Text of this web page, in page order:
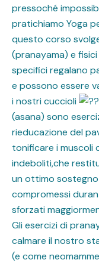
pressoché
pratichiamo Yoga
questo corso
(pranayama) e
specifici regalano
e possono essere
i nostri cuccioli
(asana) sono
rieducazione del
tonificare i muscoli
indeboliti,che
un ottimo
compromessi
sforzati
Gli esercizi di
calmare il nostro
(e come